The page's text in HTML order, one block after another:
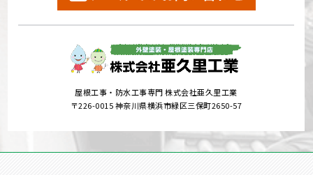
屋根工事・防水工事専門 株式会社亜久里工業
〒226-0015 神奈川県横浜市緑区三保町2650-57